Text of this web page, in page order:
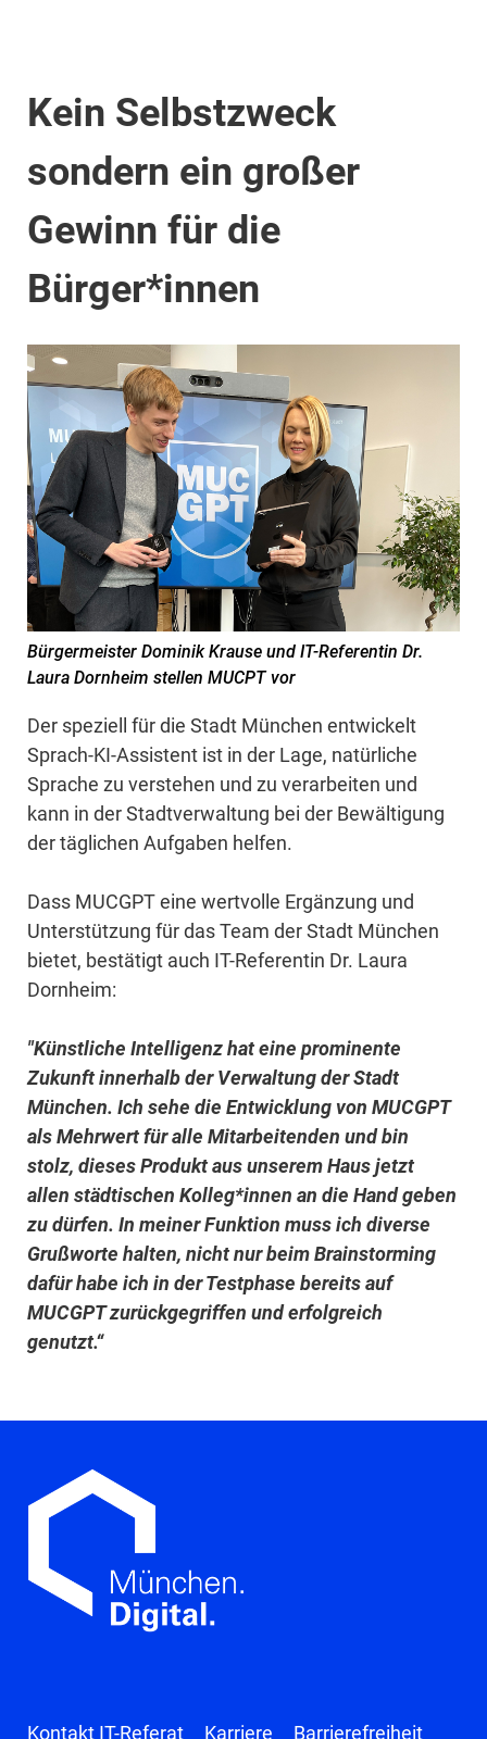
Kein Selbstzweck
sondern ein großer
Gewinn für die
Bürger*innen
Bürgermeister Dominik Krause und IT-Referentin Dr.
Laura Dornheim stellen MUCPT vor
Der speziell für die Stadt München entwickelt
Sprach-KI-Assistent ist in der Lage, natürliche
Sprache zu verstehen und zu verarbeiten und
kann in der Stadtverwaltung bei der Bewältigung
der täglichen Aufgaben helfen.
Dass MUCGPT eine wertvolle Ergänzung und
Unterstützung für das Team der Stadt München
bietet, bestätigt auch IT-Referentin Dr. Laura
Dornheim:
"Künstliche Intelligenz hat eine prominente
Zukunft innerhalb der Verwaltung der Stadt
München. Ich sehe die Entwicklung von MUCGPT
als Mehrwert für alle Mitarbeitenden und bin
stolz, dieses Produkt aus unserem Haus jetzt
allen städtischen Kolleg*innen an die Hand geben
zu dürfen. In meiner Funktion muss ich diverse
Grußworte halten, nicht nur beim Brainstorming
dafür habe ich in der Testphase bereits auf
MUCGPT zurückgegriffen und erfolgreich
genutzt.“
Kontakt IT-Referat Karriere Barrierefreiheit